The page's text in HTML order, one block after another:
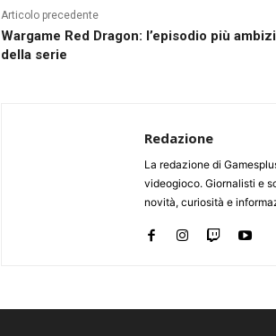
Articolo precedente
Wargame Red Dragon: l’episodio più
della serie
Redazione
La redazione di
videogioco. Giornalisti e
novità, curiosità e